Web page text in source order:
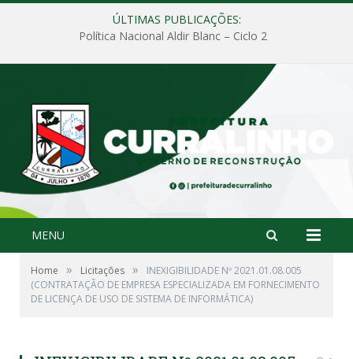
ÚLTIMAS PUBLICAÇÕES:
Política Nacional Aldir Blanc – Ciclo 2
MENU
Home » Licitações »
INEXIGIBILIDADE Nº 2021.01.08.005
(CONTRATAÇÃO DE EMPRESA ESPECIALIZADA EM FORNECIMENTO
DE LICENÇA DE USO DE SISTEMA DE INFORMÁTICA)